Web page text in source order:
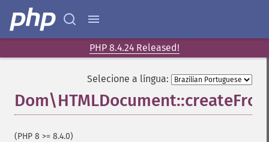
PHP 8.4.24 Released!
Selecione a língua:
(PHP 8 >= 8.4.0)